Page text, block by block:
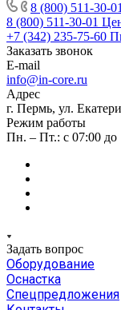
8 (800) 511-30-01
8 (800) 511-30-01
+7 (342) 235-75-60
Заказать звонок
E-mail
info@in-core.ru
Адрес
г. Пермь, ул.
Режим работы
Пн. – Пт.: с 07:00 до
Задать вопрос
Оборудование
Оснастка
Спецпредложения